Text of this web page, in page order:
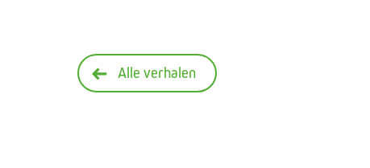
Alle verhalen